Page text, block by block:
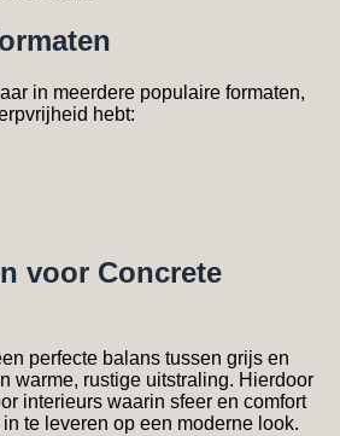
in meerdere populaire formaten,
hebt:
voor Concrete
perfecte balans tussen grijs en
warme, rustige uitstraling. Hierdoor
interieurs waarin sfeer en comfort
te leveren op een moderne look.